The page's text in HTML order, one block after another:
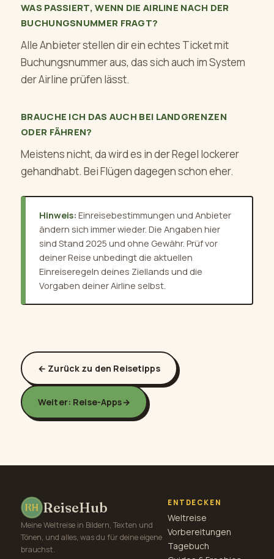
WAS PASSIERT, WENN DIE AIRLINE NACH DER
BUCHUNGSNUMMER FRAGT?
Alle Anbieter stellen dir ein echtes Ticket mit
Buchungsnummer aus, das sich auch im System
der Airline prüfen lässt.
BRAUCHE ICH DAS AUCH BEI LANDGRENZEN
ODER FÄHREN?
Meistens nicht, da wird es in der Regel lockerer
gehandhabt. Bei Flügen dagegen schon eher.
Hinweis: Einreisebestimmungen und Anbieter
ändern sich immer wieder. Die Angaben hier
sind Stand 2025 und ohne Gewähr. Prüf vor
deiner Reise unbedingt die aktuellen
Einreiseregeln deines Ziellands und die
Vorgaben deiner Airline selbst.
← Zurück zu den Reisetipps
Weiter: Reise-Apps→
ReiseHub
Meine Weltreise in Bildern, Texten und
Tönen, und alles, was du für deine eigene
brauchst.
ENTDECKEN
Weltreise
Vorbereitungen
Tagebuch